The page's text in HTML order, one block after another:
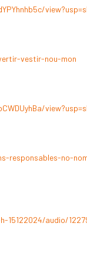
vestir-nou-mon
no-
audio/